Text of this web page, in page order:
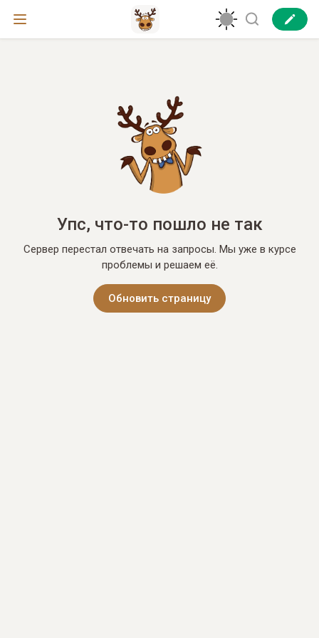
Упс, что-то пошло не так
Сервер перестал отвечать на запросы. Мы уже в курсе
проблемы и решаем её.
Обновить страницу